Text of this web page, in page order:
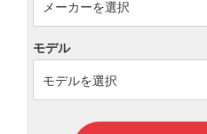
モデル